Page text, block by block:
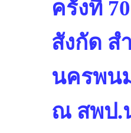
ครั้งที่
สังกัด ส
นครพน
ณ สพป.